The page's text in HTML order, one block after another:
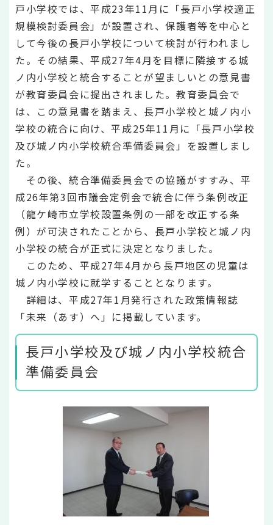
戸小学校では、平成23年11月に「長戸小学校適正
規模検討委員会」が設置され、保護者等を中心と
して今後の長戸小学校について検討が行われまし
た。その結果、平成27年4月を目標に隣接する城
ノ内小学校と統合することが望ましいとの意見書
が教育委員会に提出されました。教育委員会で
は、この意見書を踏まえ、長戸小学校と城ノ内小
学校の統合に向け、平成25年11月に「長戸小学校
及び城ノ内小学校統合準備委員会」を設置しまし
た。
その後、統合準備委員会での協議がすすみ、平
成26年第3回市議会定例会で統合に伴う条例改正
（龍ケ崎市立学校設置条例の一部を改正する条
例）が可決されたことから、長戸小学校と城ノ内
小学校の統合が正式に決定となりました。
このため、平成27年4月から長戸地区の児童は
城ノ内小学校に就学することとなります。
詳細は、平成27年1月発行された政策情報誌
「未来（あす）へ」に掲載しています。
長戸小学校及び城ノ内小学校統合
準備委員会